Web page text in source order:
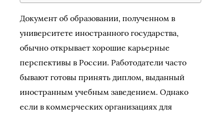
Документ об образовании, полученном в
университете иностранного государства,
обычно открывает хорошие карьерные
перспективы в России. Работодатели часто
бывают готовы принять диплом, выданный
иностранным учебным заведением. Однако
если в коммерческих организациях для